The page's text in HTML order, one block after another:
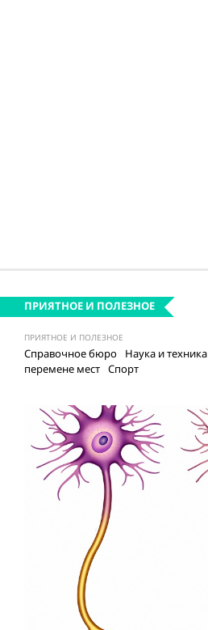
ПРИЯТНОЕ И ПОЛЕЗНОЕ
ПРИЯТНОЕ И ПОЛЕЗНОЕ
Справочное бюро Наука и техника
перемене мест Спорт